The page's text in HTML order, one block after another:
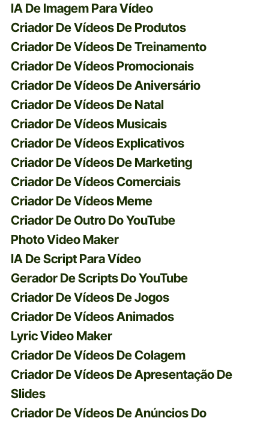
IA De Imagem Para Vídeo
Criador De Vídeos De Produtos
Criador De Vídeos De Treinamento
Criador De Vídeos Promocionais
Criador De Vídeos De Aniversário
Criador De Vídeos De Natal
Criador De Vídeos Musicais
Criador De Vídeos Explicativos
Criador De Vídeos De Marketing
Criador De Vídeos Comerciais
Criador De Vídeos Meme
Criador De Outro Do YouTube
Photo Video Maker
IA De Script Para Vídeo
Gerador De Scripts Do YouTube
Criador De Vídeos De Jogos
Criador De Vídeos Animados
Lyric Video Maker
Criador De Vídeos De Colagem
Criador De Vídeos De Apresentação De
Slides
Criador De Vídeos De Anúncios Do